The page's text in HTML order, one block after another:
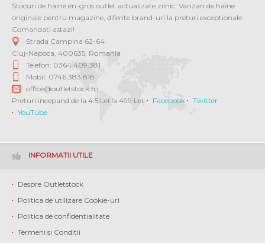
Stocuri de haine en-gros outlet actualizate zilnic. Vanzari de haine
originale pentru magazine, diferite brand-uri la preturi exceptionale.
Comandati astazi!
Strada Campina 62-64
Cluj-Napoca, 400635, Romania
Telefon: 0364 409.381
Mobil: 0746.383.818
office@outletstock.ro
Preturi incepand de la 4.5 Lei la 499 Lei.
Facebook
Twitter
YouTube
INFORMATII UTILE
Despre Outletstock
Politica de utilizare Cookie-uri
Politica de confidentialitate
Termeni si Conditii